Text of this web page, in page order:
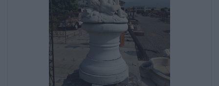
MODERNARIATO
STILI ED ESPOSIZIONE
STRUMENTI MUSICALI